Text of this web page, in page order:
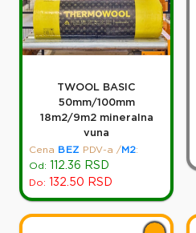
TWOOL BASIC
50mm/100mm
18m2/9m2 mineralna
vuna
Cena
BEZ PDV-a / M2:
Od:
112.36 RSD
Do: 132.50 RSD